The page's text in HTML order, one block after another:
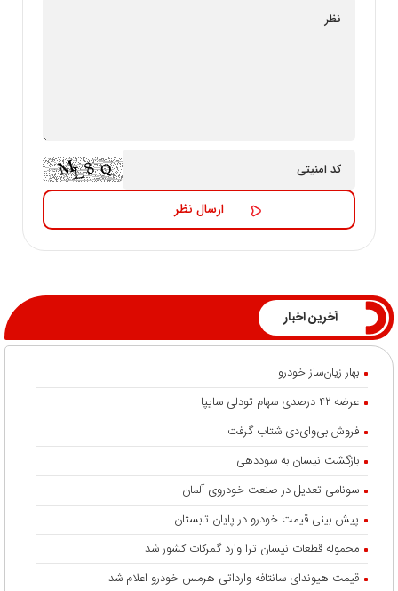
آخرین اخبار
بهار زیان‌ساز خودرو
عرضه ۴۲ درصدی سهام تودلی سایپا
فروش بی‌وای‌دی شتاب گرفت
بازگشت نیسان به سوددهی
سونامی تعدیل در صنعت خودروی آلمان
پیش بینی قیمت خودرو در پایان تابستان
محموله قطعات نیسان ترا وارد گمرکات کشور شد
قیمت هیوندای سانتافه وارداتی هرمس خودرو اعلام شد